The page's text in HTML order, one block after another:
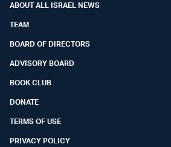
ABOUT ALL ISRAEL NEWS
TEAM
BOARD OF DIRECTORS
ADVISORY BOARD
BOOK CLUB
DONATE
TERMS OF USE
PRIVACY POLICY